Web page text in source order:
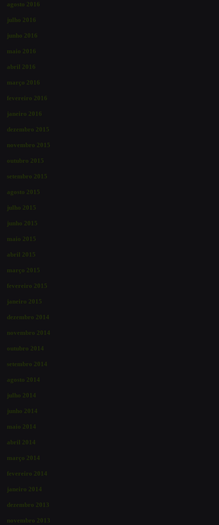
agosto 2016
julho 2016
junho 2016
maio 2016
abril 2016
março 2016
fevereiro 2016
janeiro 2016
dezembro 2015
novembro 2015
outubro 2015
setembro 2015
agosto 2015
julho 2015
junho 2015
maio 2015
abril 2015
março 2015
fevereiro 2015
janeiro 2015
dezembro 2014
novembro 2014
outubro 2014
setembro 2014
agosto 2014
julho 2014
junho 2014
maio 2014
abril 2014
março 2014
fevereiro 2014
janeiro 2014
dezembro 2013
novembro 2013